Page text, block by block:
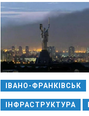
ІВАНО-ФРАНКІВСЬК
ІНФРАСТРУКТУРА